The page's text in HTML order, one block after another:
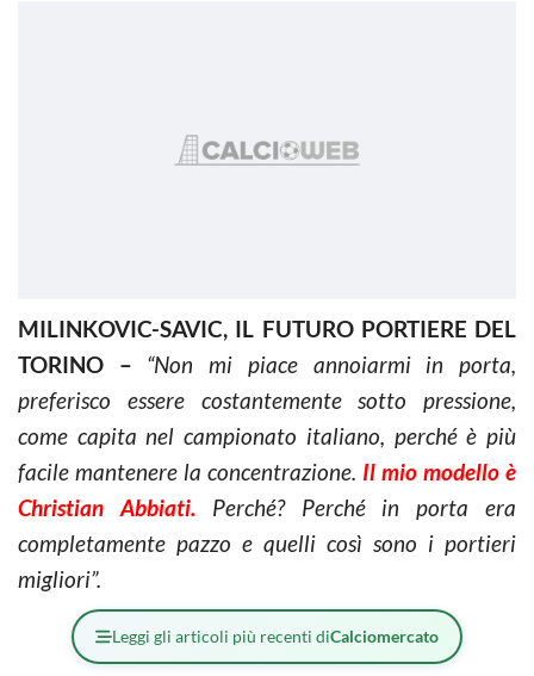
MILINKOVIC-SAVIC, IL FUTURO PORTIERE DEL
TORINO –
“Non mi piace annoiarmi in porta,
preferisco essere costantemente sotto pressione,
come capita nel campionato italiano, perché è più
facile mantenere la concentrazione. Il mio modello è
Christian Abbiati.Perché? Perché in porta era
completamente pazzo e quelli così sono i portieri
migliori”.
Leggi gli articoli più recenti diCalciomercato